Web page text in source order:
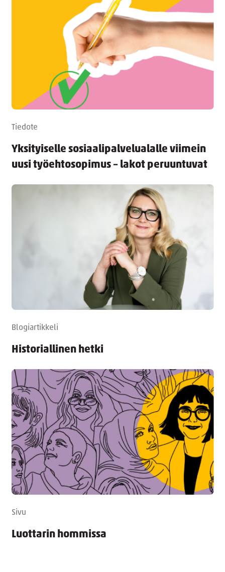
Tiedote
Yksityiselle sosiaalipalvelualalle viimein
uusi työehtosopimus – lakot peruuntuvat
Blogiartikkeli
Historiallinen hetki
Sivu
Luottarin hommissa